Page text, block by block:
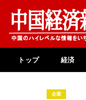
content
トップ 経済
企業